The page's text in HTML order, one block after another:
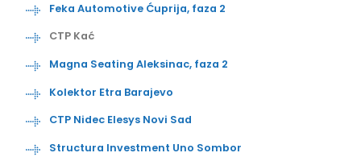
Feka Automotive Ćuprija, faza 2
CTP Kać
Magna Seating Aleksinac, faza 2
Kolektor Etra Barajevo
CTP Nidec Elesys Novi Sad
Structura Investment Uno Sombor